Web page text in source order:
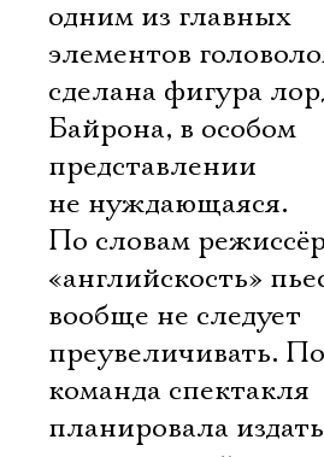
одним из главных
элементов
сделана фигура
Байрона, в особом
представлении
не нуждающаяся.
По словам
«английскость»
вообще не следует
преувеличивать.
команда спектакля
планировала издать